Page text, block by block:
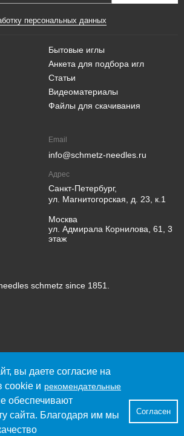
schmetz since 1851.
сайта на обработку персональных
рекламно-информационных
персональных данных
Бытовые иглы
Анкета для подбора игл
Статьи
Видеоматериалы
Файлы для скачивания
Email
info@schmetz-needles.ru
Адрес
Санкт-Петербург,
ул. Магнитогорская, д. 23, к.1
Москва
ул. Адмирала Корнилова, 61, 3
этаж
вы даете согласие на
cookie и рекомендательные
обеспечивают
сайта. Благодаря им мы
Согласен